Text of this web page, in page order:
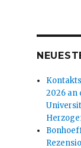
2026 an